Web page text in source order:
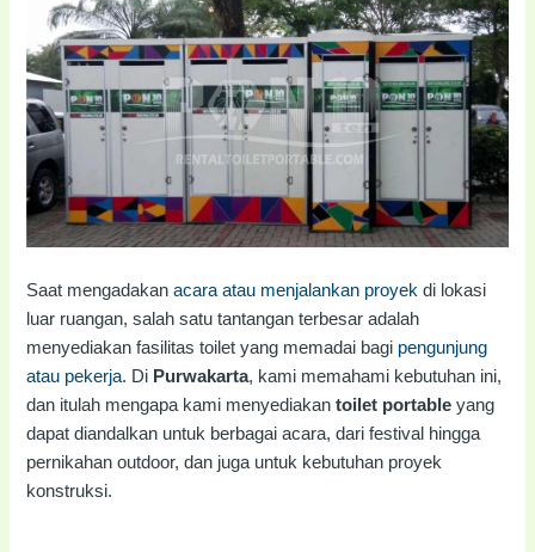
Saat mengadakanacara atau menjalankan proyek di lokasi
luar ruangan, salah satu tantangan terbesar adalah
menyediakan fasilitas toilet yang memadai bagi pengunjung
atau pekerja. Di Purwakarta, kami memahami kebutuhan ini,
dan itulah mengapa kami menyediakantoilet portable yang
dapat diandalkan untuk berbagai acara, dari festival hingga
pernikahan outdoor, dan juga untuk kebutuhan proyek
konstruksi.